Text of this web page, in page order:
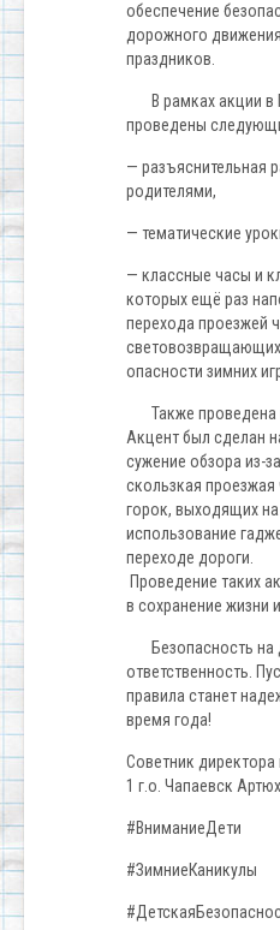
обеспечение
дорожного
праздников.
В рамках акции в
проведены
— разъяснительная
родителями,
— тематические
— классные часы и
которых ещё раз
перехода проезжей
опасности зимних
Также проведена
Акцент был сделан
сужение обзора из-
скользкая проезжая
горок, выходящих
использование
переходе дороги.
Проведение таких
в сохранение жизни
Безопасность на
ответственность.
правила станет
время года!
Советник
1 г.о. Чапаевск
#ВниманиеДети
#ЗимниеКаникулы